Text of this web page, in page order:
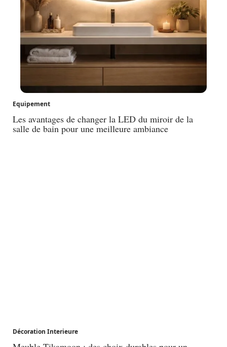
Equipement
Les avantages de changer la LED du miroir de la
salle de bain pour une meilleure ambiance
Décoration Interieure